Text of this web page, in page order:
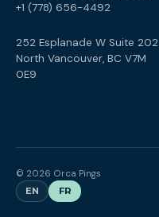
+1 (778) 656-4492
252 Esplanade W Suite 202
North Vancouver, BC V7M
0E9
© 2026 Orca Pings
EN FR